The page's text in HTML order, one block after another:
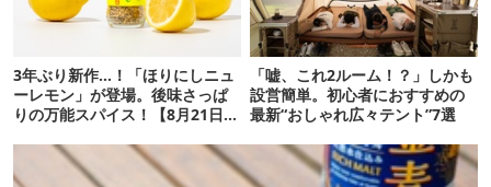
3年ぶり新作…！「ほりにしニュ
ーレモン」が登場。後味さっぱ
りの万能スパイス！【8月21日発
「嘘、これ2ルーム！？」しかも
設営簡単。初心者におすすめの
最新“おしゃれ広々テント”7選